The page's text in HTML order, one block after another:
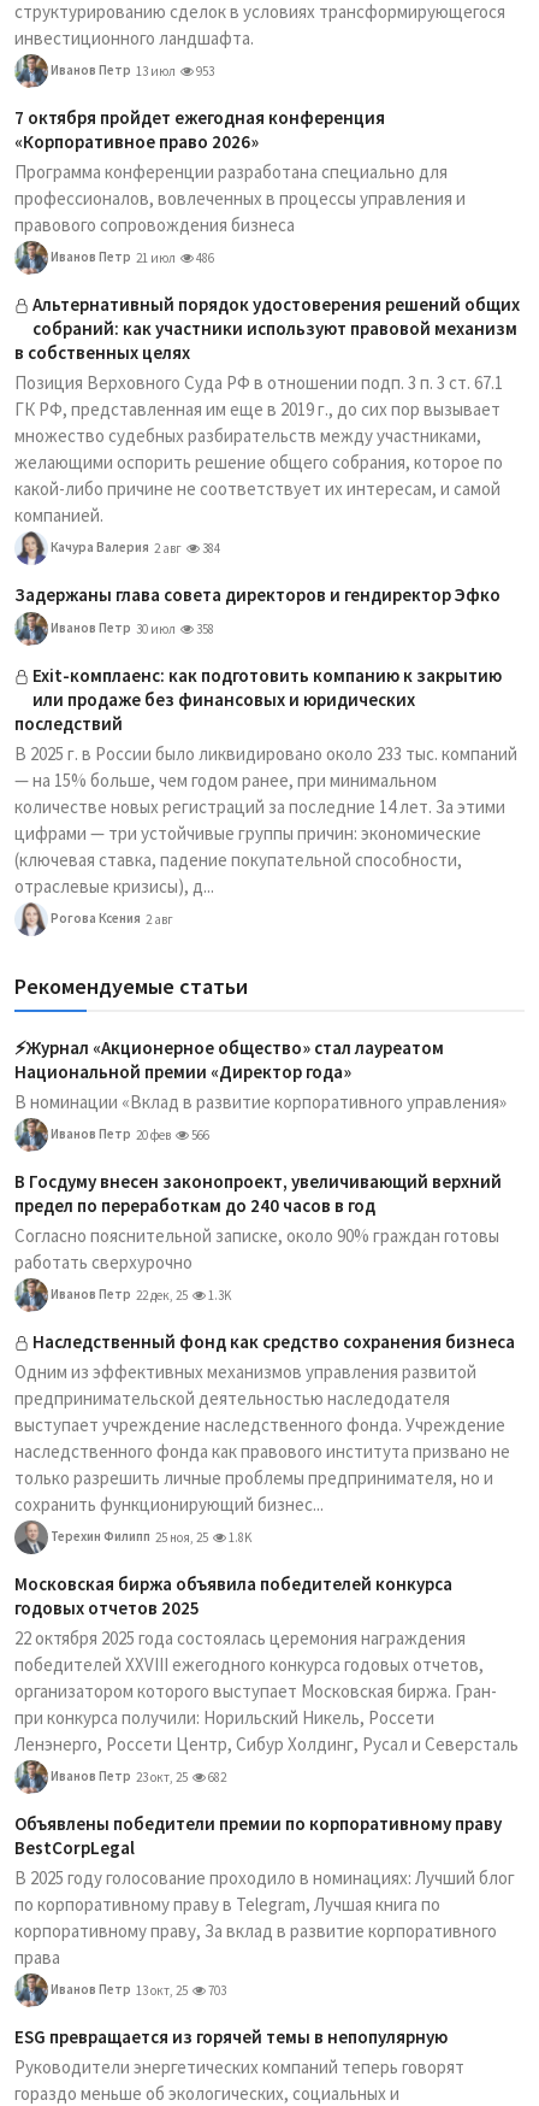
структурированию сделок в условиях трансформирующегося
инвестиционного ландшафта.
Иванов Петр 13 июл 953
7 октября пройдет ежегодная конференция
«Корпоративное право 2026»
Программа конференции разработана специально для
профессионалов, вовлеченных в процессы управления и
правового сопровождения бизнеса
Иванов Петр 21 июл 486
Альтернативный порядок удостоверения решений общих
собраний: как участники используют правовой механизм
в собственных целях
Позиция Верховного Суда РФ в отношении подп. 3 п. 3 ст. 67.1
ГК РФ, представленная им еще в 2019 г., до сих пор вызывает
множество судебных разбирательств между участниками,
желающими оспорить решение общего собрания, которое по
какой-либо причине не соответствует их интересам, и самой
компанией.
Качура Валерия 2 авг 384
Задержаны глава совета директоров и гендиректор Эфко
Иванов Петр 30 июл 358
Exit-комплаенс: как подготовить компанию к закрытию
или продаже без финансовых и юридических
последствий
В 2025 г. в России было ликвидировано около 233 тыс. компаний
— на 15% больше, чем годом ранее, при минимальном
количестве новых регистраций за последние 14 лет. За этими
цифрами — три устойчивые группы причин: экономические
(ключевая ставка, падение покупательной способности,
отраслевые кризисы), д...
Рогова Ксения 2 авг
Рекомендуемые статьи
⚡️Журнал «Акционерное общество» стал лауреатом
Национальной премии «Директор года»
В номинации «Вклад в развитие корпоративного управления»
Иванов Петр 20 фев 566
В Госдуму внесен законопроект, увеличивающий верхний
предел по переработкам до 240 часов в год
Согласно пояснительной записке, около 90% граждан готовы
работать сверхурочно
Иванов Петр 22 дек, 25 1.3K
Наследственный фонд как средство сохранения бизнеса
Одним из эффективных механизмов управления развитой
предпринимательской деятельностью наследодателя
выступает учреждение наследственного фонда. Учреждение
наследственного фонда как правового института призвано не
только разрешить личные проблемы предпринимателя, но и
сохранить функционирующий бизнес...
Терехин Филипп 25 ноя, 25 1.8K
Московская биржа объявила победителей конкурса
годовых отчетов 2025
22 октября 2025 года состоялась церемония награждения
победителей XXVIII ежегодного конкурса годовых отчетов,
организатором которого выступает Московская биржа. Гран-
при конкурса получили: Норильский Никель, Россети
Ленэнерго, Россети Центр, Сибур Холдинг, Русал и Северсталь
Иванов Петр 23 окт, 25 682
Объявлены победители премии по корпоративному праву
BestCorpLegal
В 2025 году голосование проходило в номинациях: Лучший блог
по корпоративному праву в Telegram, Лучшая книга по
корпоративному праву, За вклад в развитие корпоративного
права
Иванов Петр 13 окт, 25 703
ESG превращается из горячей темы в непопулярную
Руководители энергетических компаний теперь говорят
гораздо меньше об экологических, социальных и